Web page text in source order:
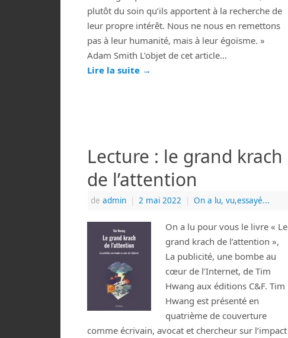
plutôt du soin qu’ils apportent à la recherche de
leur propre intérêt. Nous ne nous en remettons
pas à leur humanité, mais à leur égoïsme. »
Adam Smith L’objet de cet article…
Lire la suite →
Lecture : le grand krach
de l’attention
de admin | 2 mai 2022 | On a lu, vu,essayé...
On a lu pour vous le livre « Le
grand krach de l’attention »,
La publicité, une bombe au
cœur de l’Internet, de Tim
Hwang aux éditions C&F. Tim
Hwang est présenté en
quatrième de couverture
comme écrivain, avocat et chercheur sur l’impact